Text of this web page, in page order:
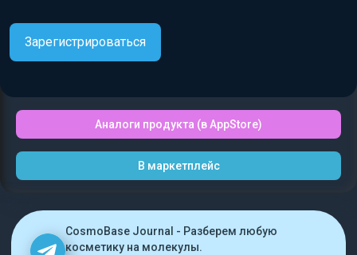
Зарегистрироваться
Аналоги продукта (в AppStore)
В маркетплейс
CosmoBase Journal - Разберем любую
косметику на молекулы.